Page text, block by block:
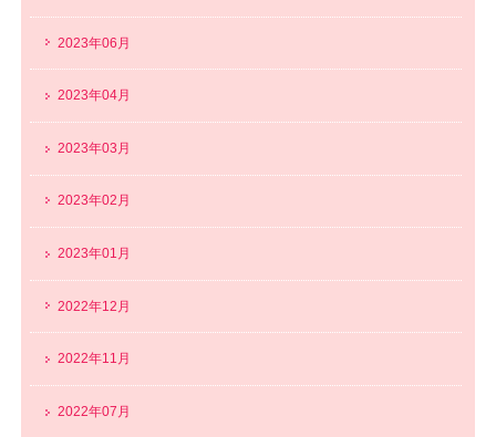
2023年06月
2023年04月
2023年03月
2023年02月
2023年01月
2022年12月
2022年11月
2022年07月